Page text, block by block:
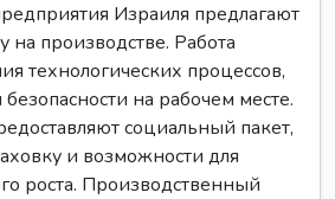
Израиля предлагают
на производстве. Работа
технологических процессов,
на рабочем месте.
социальный пакет,
и возможности для
роста. Производственный